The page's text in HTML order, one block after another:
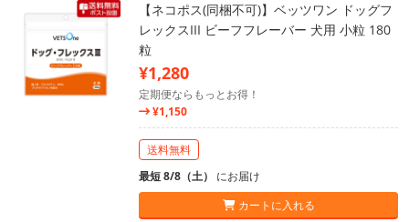
【ネコポス(同梱不可)】ベッツワン ドッグフ
レックスIII ビーフフレーバー 犬用 小粒 180
粒
¥1,280
定期便ならもっとお得！
¥1,150
送料無料
最短 8/8（土） にお届け
カートに入れる